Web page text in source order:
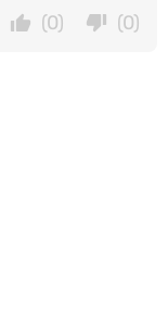
(0)
(0)